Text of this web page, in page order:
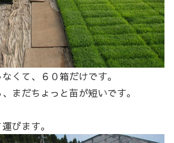
くて、６０箱だけです。
まだちょっと苗が短いです。
びます。